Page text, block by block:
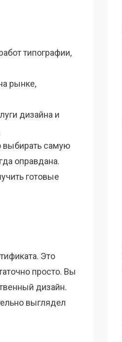
типографии,
рынке,
дизайна и
выбирать самую
оправдана.
готовые
Это
просто. Вы
дизайн.
выглядел